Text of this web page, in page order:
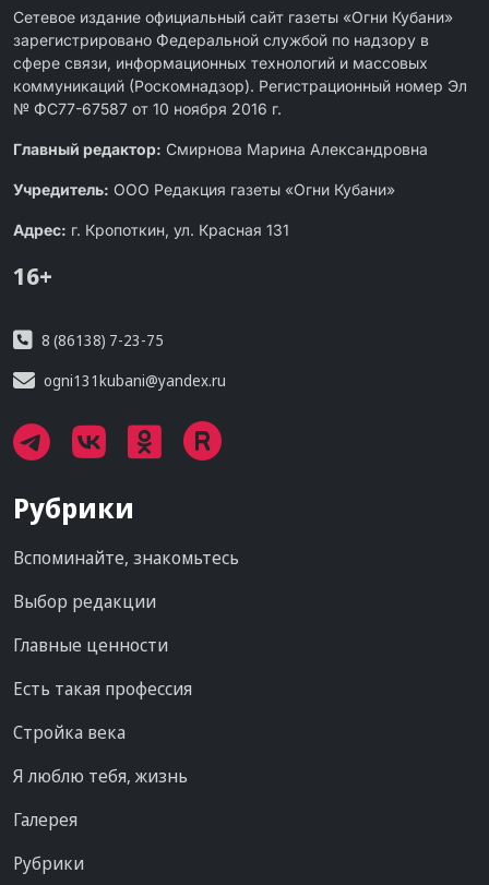
Сетевое издание официальный сайт газеты «Огни Кубани»
зарегистрировано Федеральной службой по надзору в
сфере связи, информационных технологий и массовых
коммуникаций (Роскомнадзор). Регистрационный номер Эл
№ ФС77-67587 от 10 ноября 2016 г.
Главный редактор: Смирнова Марина Александровна
Учредитель: ООО Редакция газеты «Огни Кубани»
Адрес: г. Кропоткин, ул. Красная 131
16+
8 (86138) 7-23-75
ogni131kubani@yandex.ru
Рубрики
Вспоминайте, знакомьтесь
Выбор редакции
Главные ценности
Есть такая профессия
Стройка века
Я люблю тебя, жизнь
Галерея
Рубрики